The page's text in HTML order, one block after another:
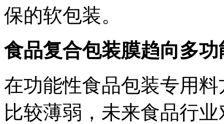
保的软包装。
食品复合包装膜趋向多
在功能性食品包装专用
比较薄弱，未来食品行